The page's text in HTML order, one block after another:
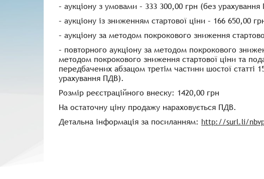
– аукціону з умовами – 333 300,00 грн (без
– аукціону із зниженням стартової ціни – 166 650,00
– аукціону за методом покрокового зниження
– повторного аукціону за методом покрокового
методом покрокового зниження стартової ціни та
передбачених абзацом третім частини шостої
урахування ПДВ).
Розмір реєстраційного внеску: 1420,00 грн
На остаточну ціну продажу нараховується ПДВ.
Детальна інформація за посиланням: http://surl.li/